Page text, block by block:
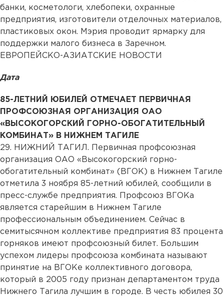
банки, косметологи, хлебопеки, охранные
предприятия, изготовители отделочных материалов,
пластиковых окон. Мэрия проводит ярмарку для
поддержки малого бизнеса в Заречном.
ЕВРОПЕЙСКО-АЗИАТСКИЕ НОВОСТИ
Дата
85-ЛЕТНИЙ ЮБИЛЕЙ ОТМЕЧАЕТ ПЕРВИЧНАЯ
ПРОФСОЮЗНАЯ ОРГАНИЗАЦИЯ ОАО
«ВЫСОКОГОРСКИЙ ГОРНО-ОБОГАТИТЕЛЬНЫЙ
КОМБИНАТ» В НИЖНЕМ ТАГИЛЕ
29. НИЖНИЙ ТАГИЛ. Первичная профсоюзная
организация ОАО «Высокогорский горно-
обогатительный комбинат» (ВГОК) в Нижнем Тагиле
отметила 3 ноября 85-летний юбилей, сообщили в
пресс-службе предприятия. Профсоюз ВГОКа
является старейшим в Нижнем Тагиле
профессиональным объединением. Сейчас в
семитысячном коллективе предприятия 83 процента
горняков имеют профсоюзный билет. Большим
успехом лидеры профсоюза комбината называют
принятие на ВГОКе коллективного договора,
который в 2005 году признан департаментом труда
Нижнего Тагила лучшим в городе. В честь юбилея 30